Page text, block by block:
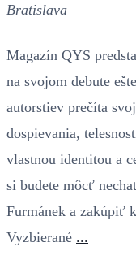
Bratislava
Magazín QYS
na svojom debute
autorstiev prečíta
dospievania,
vlastnou identitou a
si budete môcť
Furmánek a zakúpiť
Vyzbierané ...